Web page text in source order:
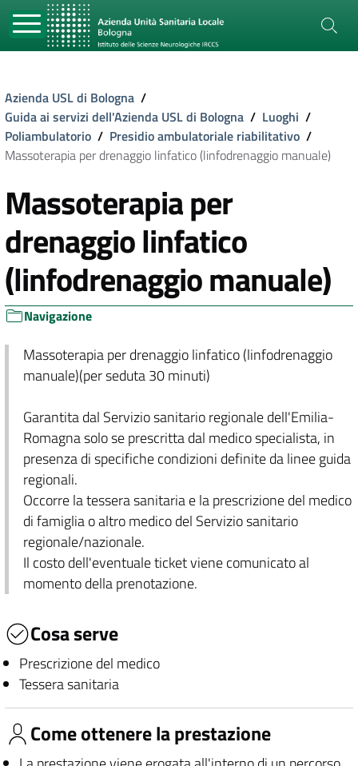
Azienda USL di Bologna /
Guida ai servizi dell'Azienda USL di Bologna / Luoghi /
Poliambulatorio / Presidio ambulatoriale riabilitativo /
Massoterapia per drenaggio linfatico (linfodrenaggio manuale)
Massoterapia per
drenaggio linfatico
(linfodrenaggio manuale)
Navigazione
Massoterapia per drenaggio linfatico (linfodrenaggio
manuale)(per seduta 30 minuti)
Garantita dal Servizio sanitario regionale dell'Emilia-
Romagna solo se prescritta dal medico specialista, in
presenza di specifiche condizioni definite da linee guida
regionali.
Occorre la tessera sanitaria e la prescrizione del medico
di famiglia o altro medico del Servizio sanitario
regionale/nazionale.
Il costo dell'eventuale ticket viene comunicato al
momento della prenotazione.
Cosa serve
Prescrizione del medico
Tessera sanitaria
Come ottenere la prestazione